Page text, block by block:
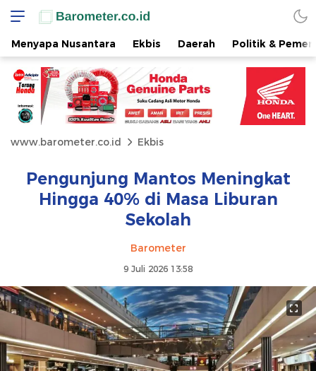
Menyapa Nusantara Ekbis Daerah Politik &
www.barometer.co.id Ekbis
Pengunjung Mantos Meningkat
Hingga 40% di Masa Liburan
Sekolah
Barometer
9 Juli 2026 13:58